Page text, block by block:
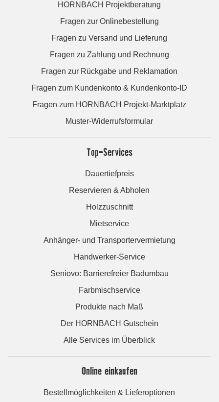
HORNBACH Projektberatung
Fragen zur Onlinebestellung
Fragen zu Versand und Lieferung
Fragen zu Zahlung und Rechnung
Fragen zur Rückgabe und Reklamation
Fragen zum Kundenkonto & Kundenkonto-ID
Fragen zum HORNBACH Projekt-Marktplatz
Muster-Widerrufsformular
Top-Services
Dauertiefpreis
Reservieren & Abholen
Holzzuschnitt
Mietservice
Anhänger- und Transportervermietung
Handwerker-Service
Seniovo: Barrierefreier Badumbau
Farbmischservice
Produkte nach Maß
Der HORNBACH Gutschein
Alle Services im Überblick
Online einkaufen
Bestellmöglichkeiten & Lieferoptionen